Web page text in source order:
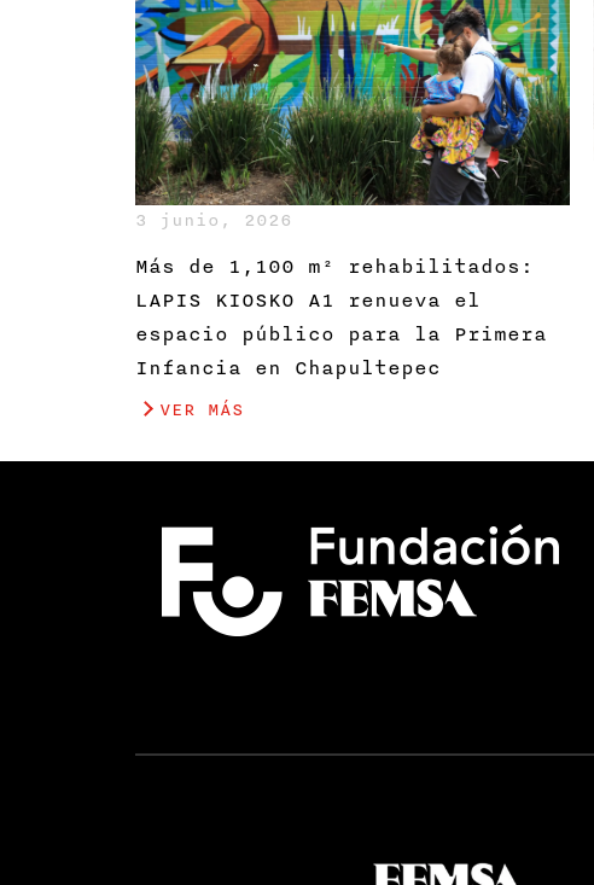
Más de 1,100 m² rehabilitados:
LAPIS KIOSKO A1 renueva el
espacio público para la Primera
Infancia en Chapultepec
3 junio, 2026
VER MÁS